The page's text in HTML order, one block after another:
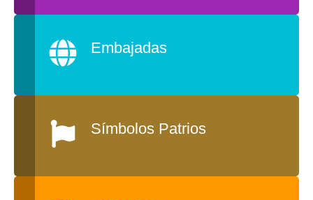
Embajadas
Símbolos Patrios